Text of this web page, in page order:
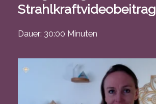
Strahlkraftvideobeitrag
Dauer: 30:00 Minuten